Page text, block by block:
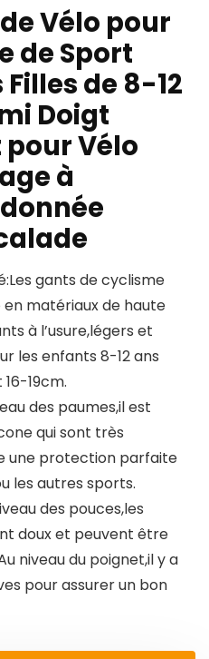
Vélo pour
de Sport
de 8-12
Doigt
Vélo
à
gants de cyclisme
matériaux de haute
à l’usure,légers et
les enfants 8-12 ans
19cm.
des paumes,il est
qui sont très
une protection parfaite
les autres sports.
des pouces,les
doux et peuvent être
niveau du poignet,il y a
pour assurer un bon